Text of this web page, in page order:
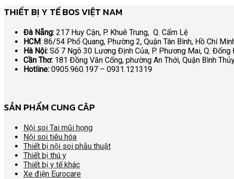
THIẾT BỊ Y TẾ BOS VIỆT NAM
Đà Nẵng: 217 Huy Cận, P. Khuê Trung, Q. Cẩm Lệ
HCM: 86/54 Phổ Quang, Phường 2, Quận Tân Bình, Hồ Chí
Hà Nội: Số 7 Ngõ 30 Lương Định Của, P. Phương Mai, Q. Đống
Cần Thơ: 181 Đồng Văn Cống, phường An Thới, Quận Bình
Hotline: 0905.960.197 – 0931.121319
SẢN PHẨM CUNG CÂP
Nội soi Tai mũi họng
Nội soi tiêu hóa
Thiết bị nội soi phẫu thuật
Thiết bị thú y
Thiết bị y tế khác
Xe điện Eurocare